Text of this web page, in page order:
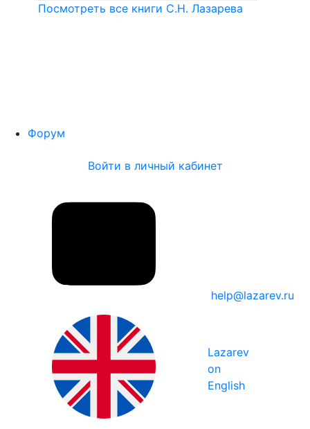
Посмотреть все книги С.Н. Лазарева
Форум
Войти в личный кабинет
help@lazarev.ru
Lazarev
on
English